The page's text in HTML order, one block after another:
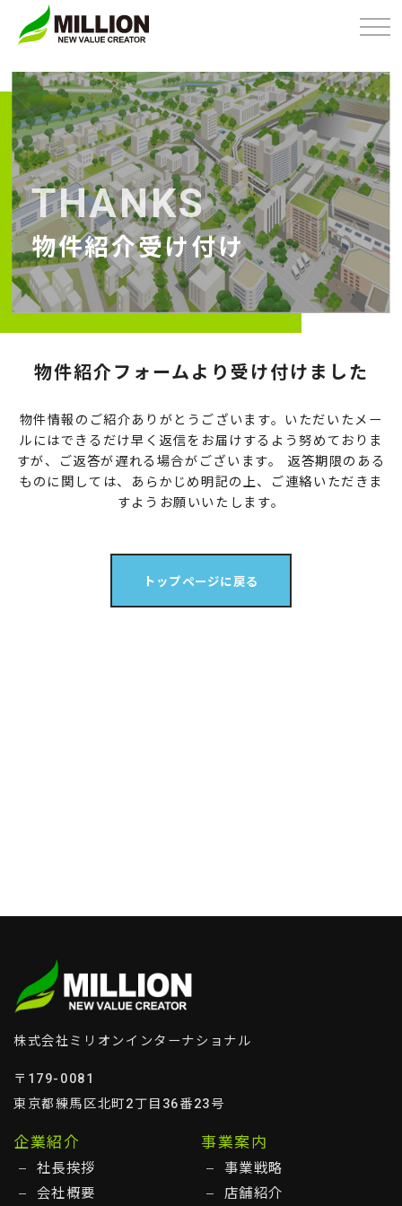
Skip
content
THANKS
物件紹介受け付け
物件紹介フォームより受け付けました
物件情報のご紹介ありがとうございます。 いただいたメー
ルにはできるだけ早く返信をお届けするよう努めておりま
すが、
ご返答が遅れる場合がございます。 返答期限のある
ものに関しては、あらかじめ明記の上、ご連絡いただきま
すようお願いいたします。
トップページに戻る
株式会社ミリオンインターナショナル
〒179-0081
東京都練馬区北町2丁目36番23号
企業紹介
社長挨拶
会社概要
事業案内
事業戦略
店舗紹介